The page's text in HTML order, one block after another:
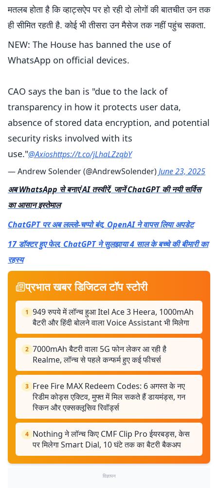
मतलब होता है कि व्हाट्सऐप पर हो रही दो लोगों की बातचीत उन तक
ही सीमित रहती है. कोई भी तीसरा उन मैसेज तक नहीं पहुंच सकता.
NEW: The House has banned the use of
WhatsApp on official devices.
CAO says the ban is "due to the lack of
transparency in how it protects user data,
absence of stored data encryption, and potential
security risks involved with its
use."@Axioshttps://t.co/jLhaLZzqbY
— Andrew Solender (@AndrewSolender)June 23, 2025
अब WhatsApp से बनाएं AI तस्वीरें, जानें ChatGPT की नयी सर्विस
का आसान इस्तेमाल
ChatGPT पर अब लल्लो-चप्पो बंद, OpenAI ने वापस लिया अपडेट
17 डॉक्टर हुए फेल, ChatGPT ने सुलझाया 4 साल के बच्चे की बीमारी का
रहस्य
प्रभात खबर डिजिटल टॉप स्टोरी
1 949 रुपये में लॉन्च हुआ Itel Ace 3 Heera, 1000mAh
बैटरी और हिंदी बोलने वाला Voice Assistant भी मिलेगा
2 7000mAh बैटरी वाला 5G फोन लेकर आ रही है
Realme, लॉन्च से पहले कन्फर्म हुए कई फीचर्स
3 Free Fire MAX Redeem Codes: 6 अगस्त के नए
रिडीम कोड्स एक्टिव, मुफ्त में मिल सकते हैं डायमंड्स, गन
स्किन और एक्सक्लूसिव रिवॉर्ड्स
4 Nothing ने लॉन्च किए CMF Clip Pro ईयरबड्स, केस
पर मिलेगा Smart Dial, 10 घंटे तक का बैटरी बैकअप
विज्ञापन